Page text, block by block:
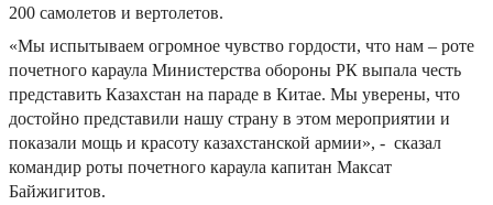
200 самолетов и вертолетов.
«Мы испытываем огромное чувство гордости, что нам – роте
почетного караула Министерства обороны РК выпала честь
представить Казахстан на параде в Китае. Мы уверены, что
достойно представили нашу страну в этом мероприятии и
показали мощь и красоту казахстанской армии», - сказал
командир роты почетного караула капитан Максат
Байжигитов.